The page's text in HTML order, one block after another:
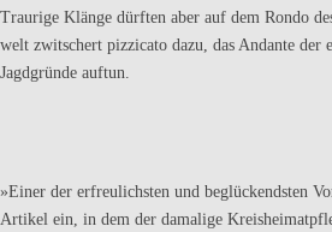
Traurige Klänge dürften aber auf dem Rondo
welt zwitschert pizzicato dazu, das Andante der
Jagdgründe auftun.
»Einer der erfreulichsten und beglückendsten
Artikel ein, in dem der damalige